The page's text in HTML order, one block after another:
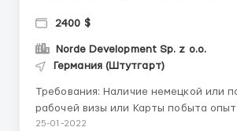
2400 $
Norde Development Sp. z o.o.
Германия (Штутгарт)
Требования: Наличие немецкой или польской
рабочей визы или Карты побыта опыт работы
плиточником не менее 2-5 лет профильное
25-01-2022